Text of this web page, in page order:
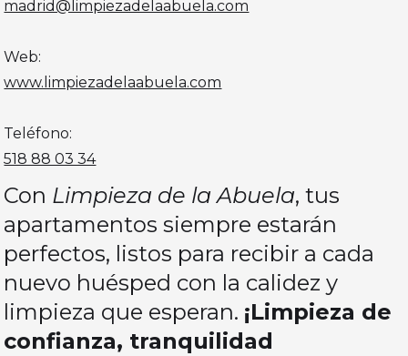
madrid@limpiezadelaabuela.com
Web:
www.limpiezadelaabuela.com
Teléfono:
518 88 03 34
Con Limpieza de la Abuela, tus
apartamentos siempre estarán
perfectos, listos para recibir a cada
nuevo huésped con la calidez y
limpieza que esperan. ¡Limpieza de
confianza, tranquilidad